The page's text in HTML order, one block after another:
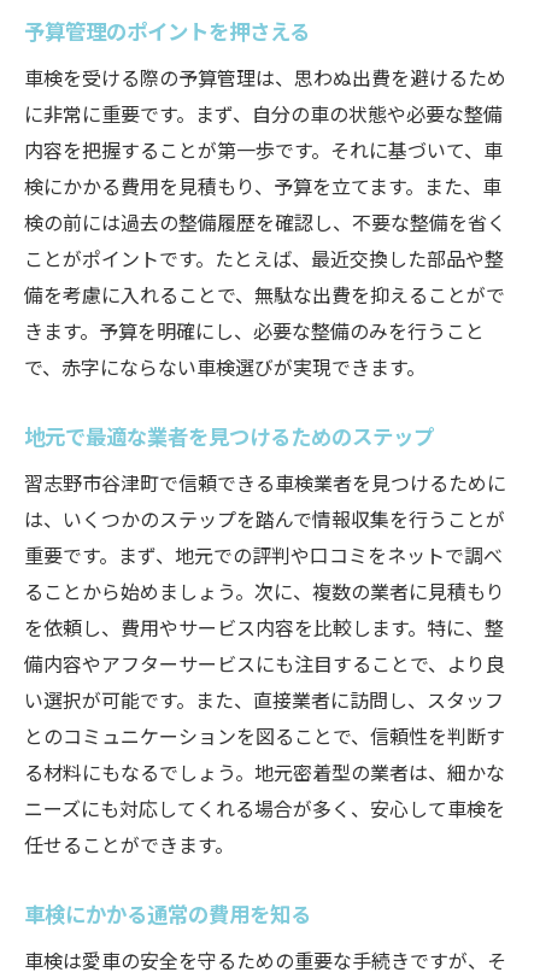
安心の車検体験習志野市谷津町での信頼の業者
信頼できる業者の特徴とは
アフターサービスの重要性
地元の評判をチェックする方法
安全性を重視した車検の選び方
顧客レビューを活用した選択
技術とサービスが優れた業者を選ぶ
費用対効果を重視した車検習志野市谷津町のお
すすめポイント
価格とサービス内容を比較する
費用対効果が高い業者の見分け方
予算に合った最適なプラン選び
コストパフォーマンスを重視する理由
事前見積もりの重要性
長期的な視点でサービスを評価
口コミ活用で見つける習志野市谷津町の優良車
検業者
口コミサイトの活用法
実際の利用者の声を参考にする
評価が高い業者の選び方
地元の評判を活用する
ネガティブな口コミの見極め方
予算管理のポイントを押さえる
車検を受ける際の予算管理は、思わぬ出費を避けるため
に非常に重要です。まず、自分の車の状態や必要な整備
内容を把握することが第一歩です。それに基づいて、車
検にかかる費用を見積もり、予算を立てます。また、車
検の前には過去の整備履歴を確認し、不要な整備を省く
ことがポイントです。たとえば、最近交換した部品や整
備を考慮に入れることで、無駄な出費を抑えることがで
きます。予算を明確にし、必要な整備のみを行うこと
で、赤字にならない車検選びが実現できます。
地元で最適な業者を見つけるためのステップ
習志野市谷津町で信頼できる車検業者を見つけるために
は、いくつかのステップを踏んで情報収集を行うことが
重要です。まず、地元での評判や口コミをネットで調べ
ることから始めましょう。次に、複数の業者に見積もり
を依頼し、費用やサービス内容を比較します。特に、整
備内容やアフターサービスにも注目することで、より良
い選択が可能です。また、直接業者に訪問し、スタッフ
とのコミュニケーションを図ることで、信頼性を判断す
る材料にもなるでしょう。地元密着型の業者は、細かな
ニーズにも対応してくれる場合が多く、安心して車検を
任せることができます。
車検にかかる通常の費用を知る
車検は愛車の安全を守るための重要な手続きですが、そ